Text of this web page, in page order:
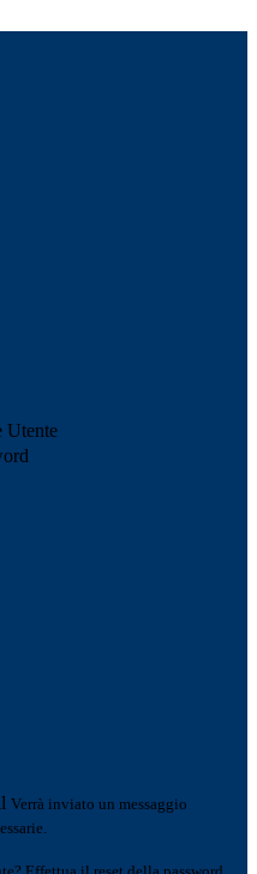
Utente
Verrà inviato un messaggio